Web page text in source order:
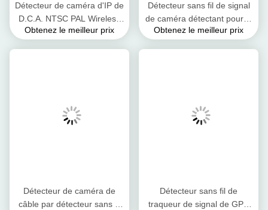
Détecteur de caméra d'IP de
D.C.A. NTSC PAL Wireless
Camera Hunter 6.0GHz WiFi
Obtenez le meilleur prix
Détecteur sans fil de signal
de caméra détectant pour le
téléphone
Obtenez le meilleur prix
Détecteur de caméra de
câble par détecteur sans fil
Détecteur sans fil de
traqueur de signal de GPS